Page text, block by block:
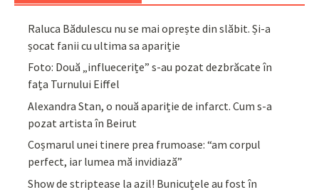
Raluca Bădulescu nu se mai oprește din slăbit. Și-a
șocat fanii cu ultima sa apariție
Foto: Două „influecerițe” s-au pozat dezbrăcate în
fața Turnului Eiffel
Alexandra Stan, o nouă apariție de infarct. Cum s-a
pozat artista în Beirut
Coșmarul unei tinere prea frumoase: “am corpul
perfect, iar lumea mă invidiază”
Show de striptease la azil! Bunicuțele au fost în